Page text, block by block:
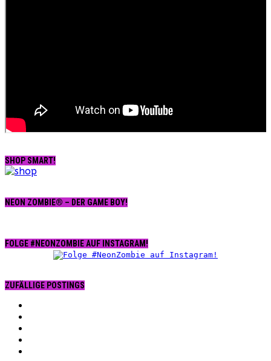
SHOP SMART!
NEON ZOMBIE® – DER GAME BOY!
FOLGE #NEONZOMBIE AUF INSTAGRAM!
ZUFÄLLIGE POSTINGS